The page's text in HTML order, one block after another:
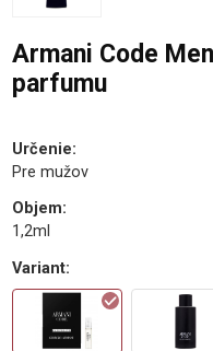
Armani Code
parfumu
Určenie:
Pre mužov
Objem:
1,2ml
Variant: